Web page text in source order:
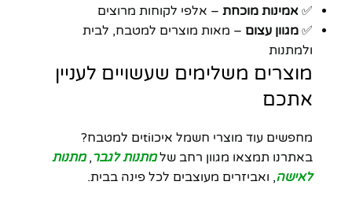
✅ אמינות מוכחת – אלפי לקוחות מרוצים
✅ מגוון עצום – מאות מוצרים למטבח, לבית
ולמתנות
מוצרים משלימים שעשויים לעניין
אתכם
מחפשים עוד מוצרי חשמל איכוtiים למטבח?
באתרנו תמצאו מגוון רחב שלמתנות לגבר,מתנות
לאישה, ואביזרים מעוצבים לכל פינה בבית.